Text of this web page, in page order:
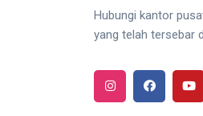
Hubungi kantor
yang telah tersebar